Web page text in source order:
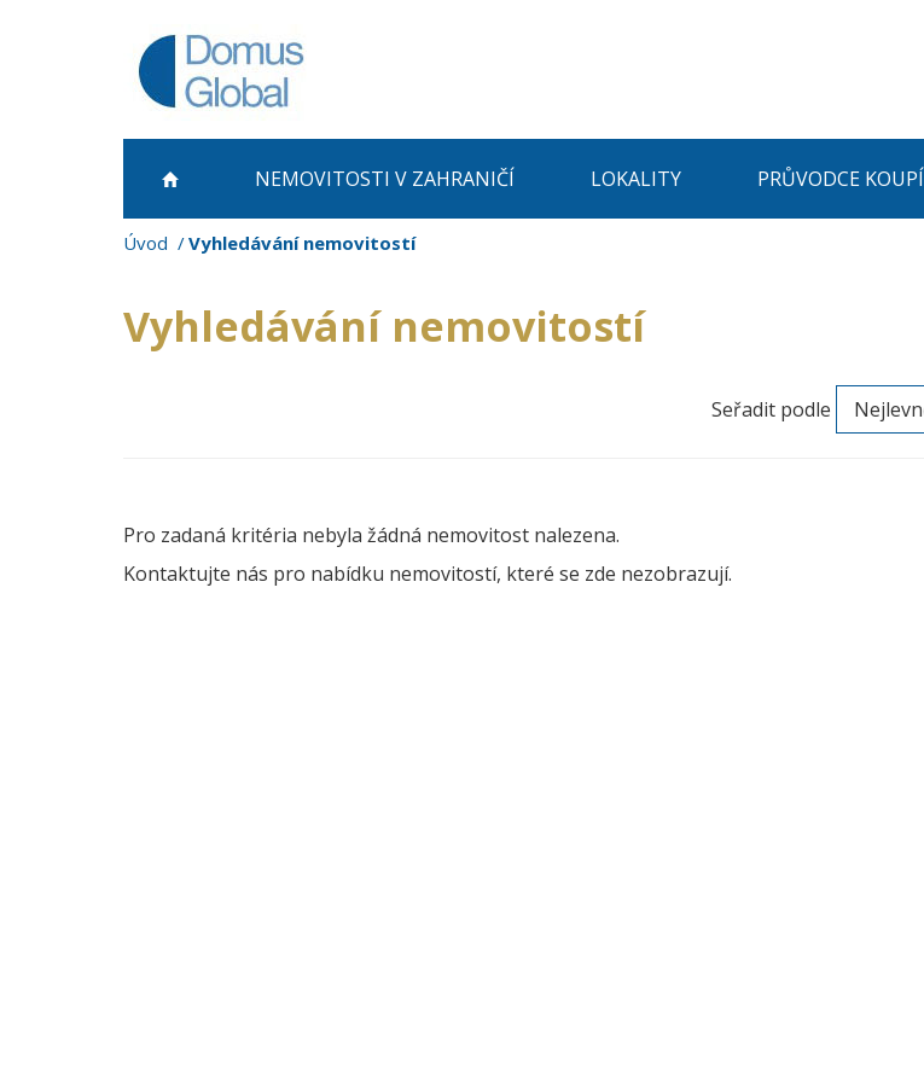
NEMOVITOSTI V ZAHRANIČÍ LOKALITY PRŮVODCE KOUPÍ
Úvod Vyhledávání nemovitostí
Vyhledávání nemovitostí
Seřadit podle
Pro zadaná kritéria nebyla žádná nemovitost nalezena.
Kontaktujte nás pro nabídku nemovitostí, které se zde nezobrazují.